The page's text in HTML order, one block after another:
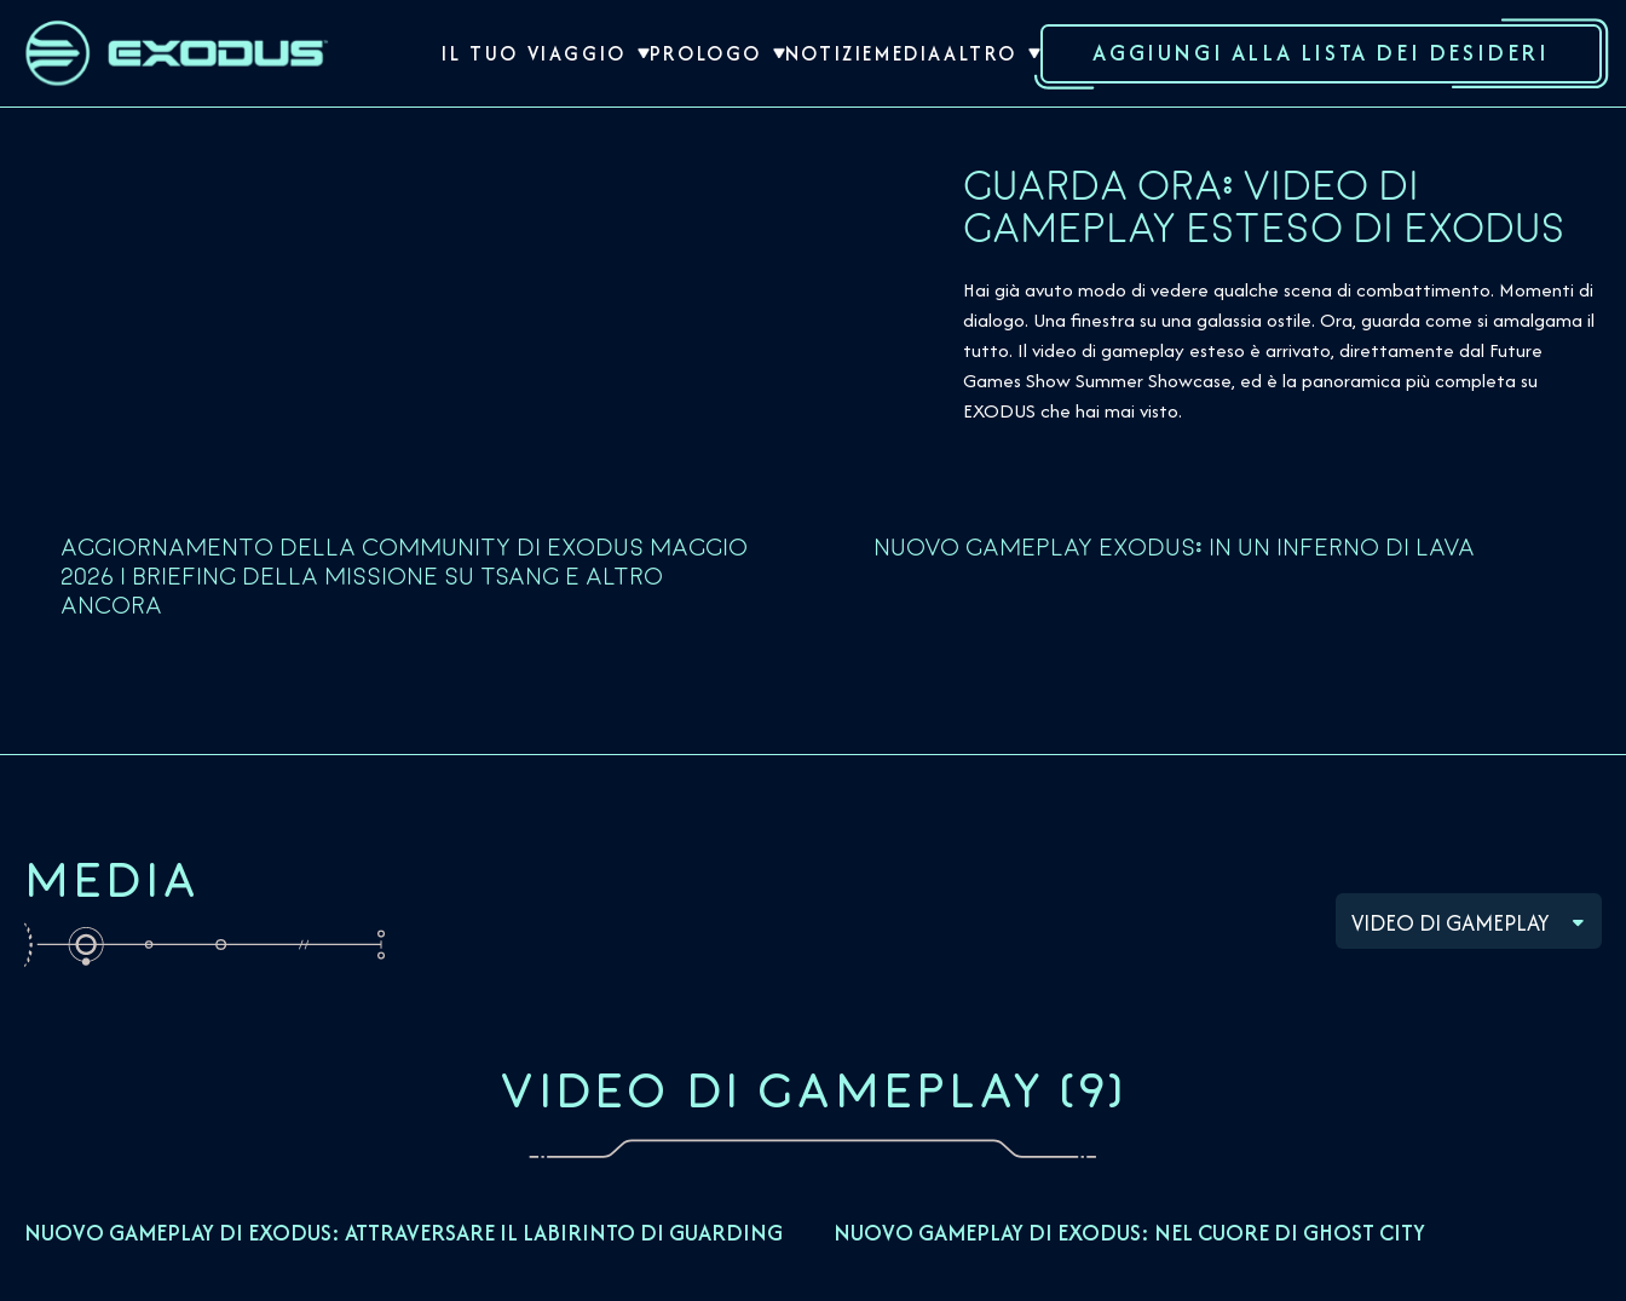
IL TUO VIAGGIO PROLOGO NOTIZIEMEDIAALTRO AGGIUNGI ALLA LISTA DEI DESIDERI
GUARDA ORA: VIDEO DI
GAMEPLAY ESTESO DI EXODUS
Hai già avuto modo di vedere qualche scena di combattimento. Momenti di
dialogo. Una finestra su una galassia ostile. Ora, guarda come si amalgama il
tutto. Il video di gameplay esteso è arrivato, direttamente dal Future
Games Show Summer Showcase, ed è la panoramica più completa su
EXODUS che hai mai visto.
AGGIORNAMENTO DELLA COMMUNITY DI EXODUS MAGGIO
2026 | BRIEFING DELLA MISSIONE SU TSANG E ALTRO
ANCORA
NUOVO GAMEPLAY EXODUS: IN UN INFERNO DI LAVA
MEDIA
VIDEO DI GAMEPLAY
VIDEO DI GAMEPLAY (9)
NUOVO GAMEPLAY DI EXODUS: ATTRAVERSARE IL LABIRINTO DI GUARDING NUOVO GAMEPLAY DI EXODUS: NEL CUORE DI GHOST CITY